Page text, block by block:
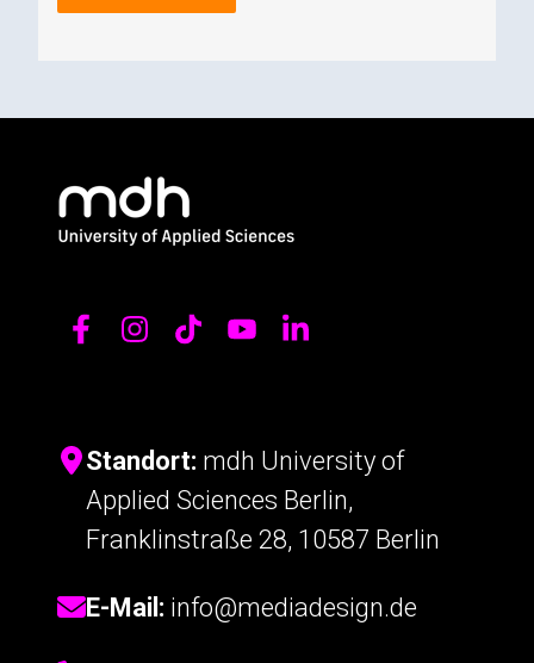
Standort: mdh University of
Applied Sciences Berlin,
Franklinstraße 28, 10587 Berlin
E-Mail: info@mediadesign.de